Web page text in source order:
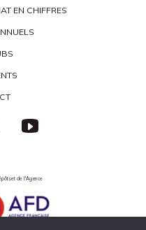
EN CHIFFRES
et de l'Agence